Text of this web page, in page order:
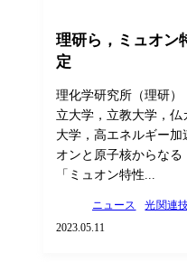
理研ら，ミュオン
定
理化学研究所（理研
立大学，立教大学，
大学，高エネルギー加
オンと原子核からな
「ミュオン特性...
ニュース 光関連
2023.05.11